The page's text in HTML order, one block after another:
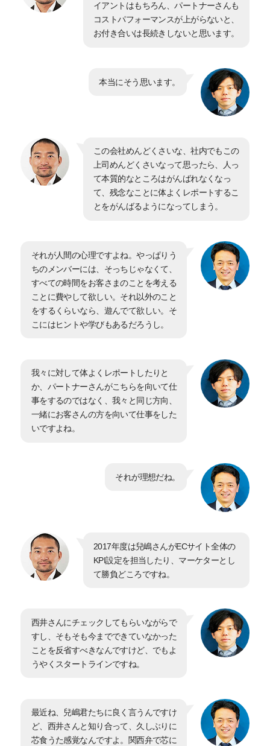
イアントはもちろん、パートナーさんも
コストパフォーマンスが上がらないと、
お付き合いは長続きしないと思います。
本当にそう思います。
この会社めんどくさいな、社内でもこの
上司めんどくさいなって思ったら、人っ
て本質的なところはがんばれなくなっ
て、残念なことに体よくレポートするこ
とをがんばるようになってしまう。
それが人間の心理ですよね。やっぱりう
ちのメンバーには、そっちじゃなくて、
すべての時間をお客さまのことを考える
ことに費やして欲しい。それ以外のこと
をするくらいなら、遊んでて欲しい。そ
こにはヒントや学びもあるだろうし。
我々に対して体よくレポートしたりと
か、パートナーさんがこちらを向いて仕
事をするのではなく、我々と同じ方向、
一緒にお客さんの方を向いて仕事をした
いですよね。
それが理想だね。
2017年度は兒嶋さんがECサイト全体の
KPI設定を担当したり、マーケターとし
て勝負どころですね。
西井さんにチェックしてもらいながらで
すし、そもそも今までできていなかった
ことを反省すべきなんですけど、でもよ
うやくスタートラインですね。
最近ね、兒嶋君たちに良く言うんですけ
ど、西井さんと知り合って、久しぶりに
芯食うた感覚なんですよ。関西弁で芯に